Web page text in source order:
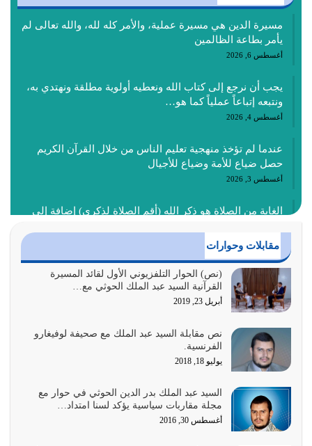
مسيرة الدين هي مسيرة عملية، والأمر كله لله، والله تعالى لم
يأمر بطاعة الظالمين
أغسطس 6, 2026
يجب أن نرجع إلى كتاب الله ونعطيه أولوية مطلقة ونهتدي به،
ونتبعه إتباعاً عملياً كما هو…
أغسطس 4, 2026
عندما لم تؤخذ منهجية تعليم الناس من خلال القرآن الكريم
حصل ضياع للأمة وضياع للأجيال
أغسطس 3, 2026
الغاية من الصلاة هو ذكر الله (أقم الصلاة لذكري) إضافة إلى
أغسطس 2, 2026
السبب الرئيسي لشقاء الأمة الابتعاد عن كتاب الله والتعدي
لحدود الله بالإضافات للدين
أغسطس 1, 2026
أبرز أسباب الشقاء هو الإعراض عن ذكر الله وعن هدى الله
المتمثل في القرآن الكريم
يوليو 31, 2026
أولياء الشيطان كلما كانوا أكثر ولاءً وطاعة للشيطان كلما كانوا
أكثر ضعفاً
يوليو 30, 2026
مقابلات وحوارات
(نص) الحوار التلفزيوني الأول لقائد المسيرة
القرآنية السيد عبد الملك الحوثي مع…
أبريل 23, 2019
نص مقابلة السيد عبد الملك مع صحيفة لوفيغارو
الفرنسية.
يوليو 18, 2018
السيد عبد الملك بدر الدين الحوثي في حوار مع
مجلة مقاربات سياسية يؤكد لسنا امتداد…
أغسطس 30, 2016